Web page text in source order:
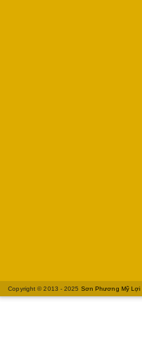
Copyright © 2013 - 2025 Sơn Phương Mỹ Lợi